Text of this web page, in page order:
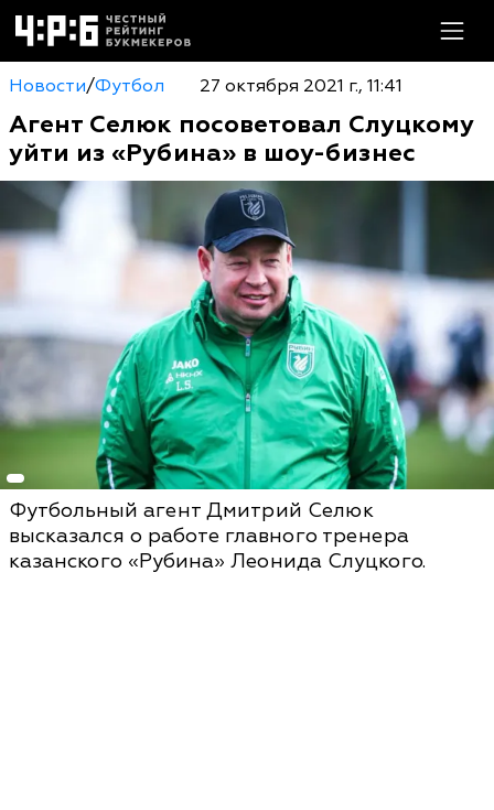
Новости/Футбол 27 октября 2021 г., 11:41
Агент Селюк посоветовал Слуцкому
уйти из «Рубина» в шоу-бизнес
Футбольный агент Дмитрий Селюк
высказался о работе главного тренера
казанского «Рубина» Леонида Слуцкого.